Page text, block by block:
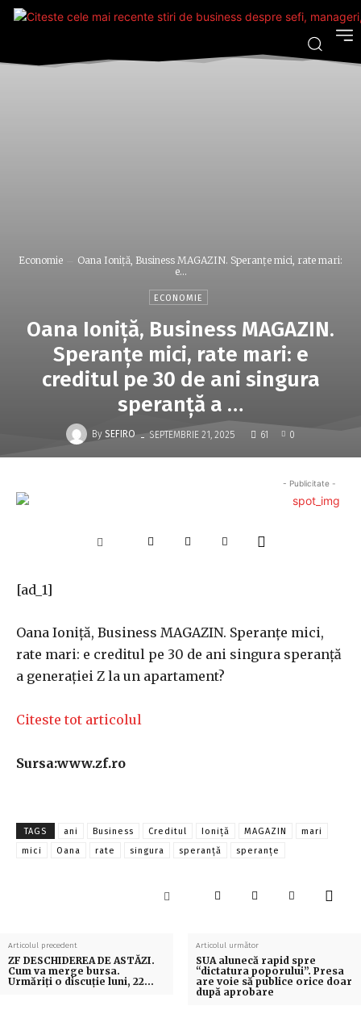
Economie
Oana Ioniţă, Business MAGAZIN. Speranţe mici, rate mari:
e...
ECONOMIE
Oana Ioniţă, Business MAGAZIN.
Speranţe mici, rate mari: e
creditul pe 30 de ani singura
speranţă a …
By SEFIRO - SEPTEMBRIE 21, 2025 61 0
- Publicitate -
[ad_1]
Oana Ioniţă, Business MAGAZIN. Speranţe mici,
rate mari: e creditul pe 30 de ani singura speranţă
a generaţiei Z la un apartament?
Citeste tot articolul
Sursa:www.zf.ro
TAGS ani Business Creditul Ioniţă MAGAZIN
mari
mici
Oana rate singura speranţă speranțe
Articolul precedent
ZF DESCHIDEREA DE ASTĂZI.
Cum va merge bursa.
Urmăriţi o discuţie luni, 22…
Articolul următor
SUA alunecă rapid spre
“dictatura poporului”. Presa
are voie să publice orice doar
după aprobare